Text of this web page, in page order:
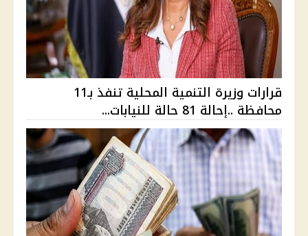
قرارات وزيرة التنمية المحلية تنفذ بـ11
محافظة ..إحالة 81 حالة للنيابات...